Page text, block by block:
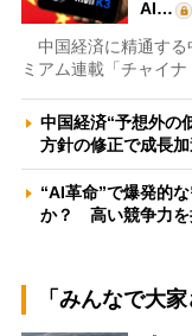
AI…
中国経済に精通する
ミアム連載「チャイ
中国経済“予想外の
方針の修正で成長
“AI革命”で爆発的
か？ 高い競争力
「みんなで大